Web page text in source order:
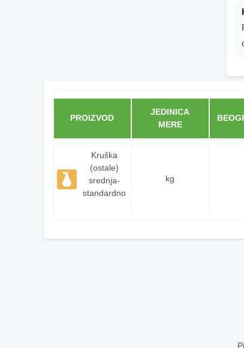
PROIZVOD
JEDINICA
MERE
Kruška
(ostale)
srednja-
standardno
kg